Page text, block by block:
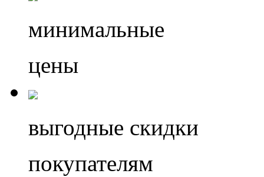
минимальные
цены
выгодные скидки
покупателям